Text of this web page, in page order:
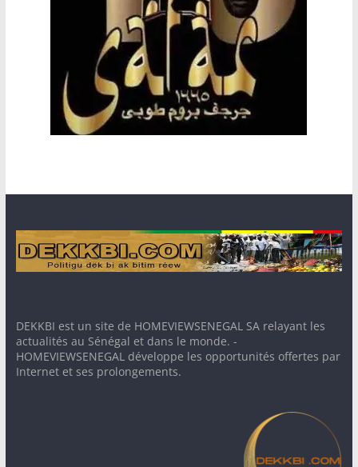
DEKKBI est un site de HOMEVIEWSENEGAL SA relayant les
actualités au Sénégal et dans le monde. -
HOMEVIEWSENEGAL développe les opportunités offertes par
Internet et ses prolongements.